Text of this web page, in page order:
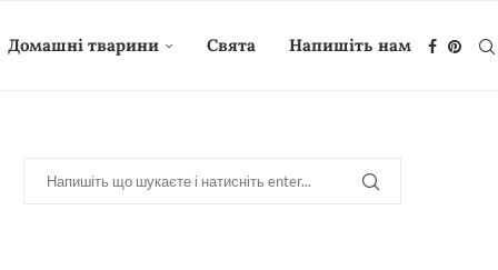
Домашні тварини Свята Напишіть нам